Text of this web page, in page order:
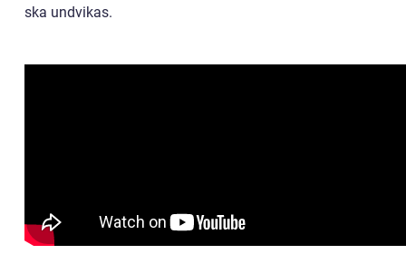
ska undvikas.